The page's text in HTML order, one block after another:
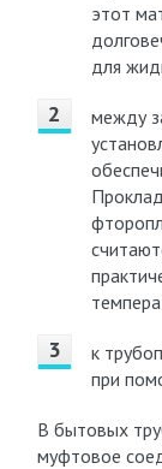
этот
для
между
к
при
В бытовых
муфтовое